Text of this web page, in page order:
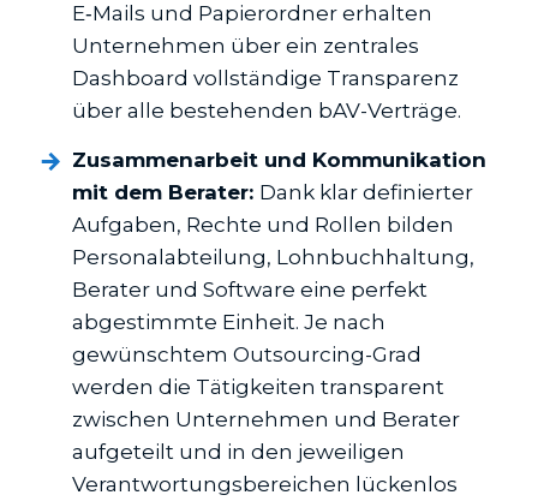
E‑Mails und Papierordner erhalten
Unternehmen über ein zentrales
Dashboard vollständige Transparenz
über alle bestehenden bAV-Verträge.
Zusammenarbeit und Kommunikation
mit dem Berater: Dank klar definierter
Aufgaben, Rechte und Rollen bilden
Personalabteilung, Lohnbuchhaltung,
Berater und Software eine perfekt
abgestimmte Einheit. Je nach
gewünschtem Outsourcing-Grad
werden die Tätigkeiten transparent
zwischen Unternehmen und Berater
aufgeteilt und in den jeweiligen
Verantwortungsbereichen lückenlos